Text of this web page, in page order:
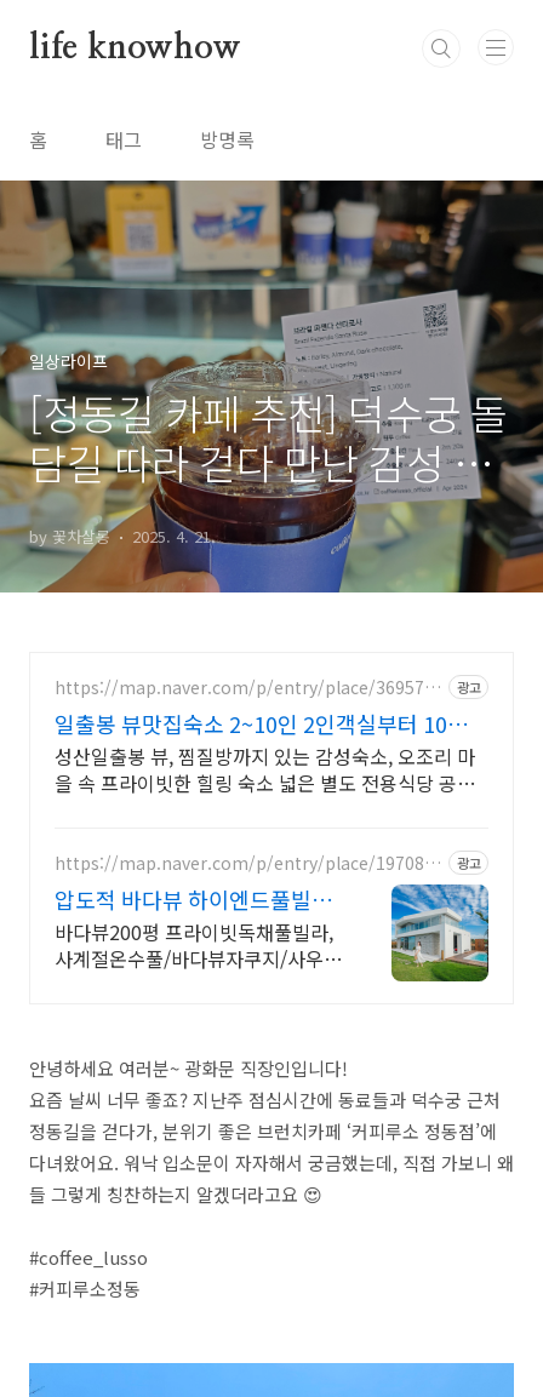
life knowhow
홈 태그 방명록
일상라이프
[정동길 카페 추천] 덕수궁 돌
담길 따라 걷다 만난 감성 브
런치카페, 커피루소 정동점
☕🍳
by 꽃차살롱 2025. 4. 21.
https://map.naver.com/p/entry/place/3695773
광고
일출봉 뷰맛집숙소 2~10인 2인객실부터 10인객
실 구성
성산일출봉 뷰, 찜질방까지 있는 감성숙소, 오조리 마
을 속 프라이빗한 힐링 숙소 넓은 별도 전용식당 공간,
https://map.naver.com/p/entry/place/1970846
광고
압도적 바다뷰 하이엔드풀빌라
바다뷰 자쿠지 상시 무료
바다뷰200평 프라이빗독채풀빌라,
사계절온수풀/바다뷰자쿠지/사우
안녕하세요 여러분~ 광화문 직장인입니다!
요즘 날씨 너무 좋죠? 지난주 점심시간에 동료들과 덕수궁 근처
정동길을 걷다가, 분위기 좋은 브런치카페 ‘커피루소 정동점’에
다녀왔어요. 워낙 입소문이 자자해서 궁금했는데, 직접 가보니 왜
들 그렇게 칭찬하는지 알겠더라고요 😍
#coffee_lusso
#커피루소정동